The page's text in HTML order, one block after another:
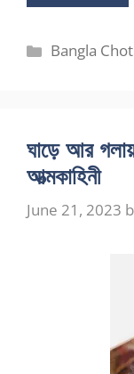
Categories
Bangla
ঘাড়ে আর
আত্মকাহিনী
June 21, 2023